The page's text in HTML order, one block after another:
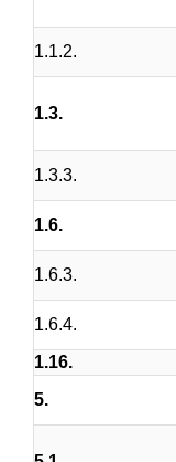
1.1.2.
1.3.
1.3.3.
1.6.
1.6.3.
1.6.4.
1.16.
5.